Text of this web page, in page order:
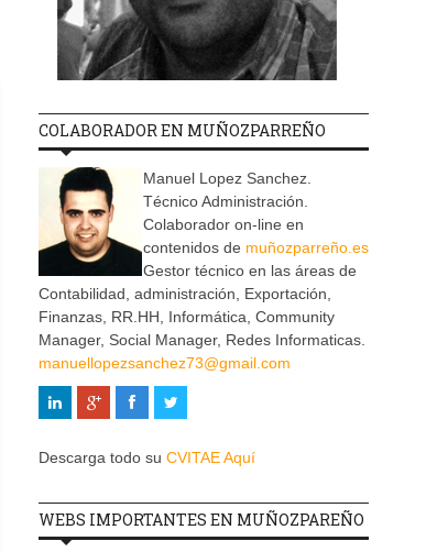
COLABORADOR EN MUÑOZPARREÑO
Manuel Lopez Sanchez.
Técnico Administración.
Colaborador on-line en
contenidos de muñozparreño.es
Gestor técnico en las áreas de
Contabilidad, administración, Exportación,
Finanzas, RR.HH, Informática, Community
Manager, Social Manager, Redes Informaticas.
manuellopezsanchez73@gmail.com
Descarga todo su CVITAE Aquí
WEBS IMPORTANTES EN MUÑOZPAREÑO